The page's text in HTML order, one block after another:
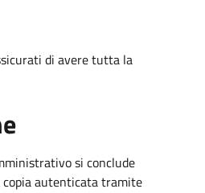
di avere tutta la
si conclude
autenticata tramite